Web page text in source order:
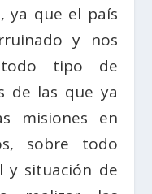
ya que el país
y nos
tipo de
de las que ya
misiones en
sobre todo
y situación de